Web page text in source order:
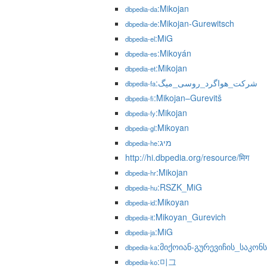
dbpedia-da:Mikojan
dbpedia-de:Mikojan-Gurewitsch
dbpedia-el:MiG
dbpedia-es:Mikoyán
dbpedia-et:Mikojan
dbpedia-fa :شرکت_هواگرد_روسی_میگ
dbpedia-fi:Mikojan–Gurevitš
dbpedia-fy:Mikojan
dbpedia-gl:Mikoyan
dbpedia-he :מיג
http://hi.dbpedia.org/resource/मिग
dbpedia-hr:Mikojan
dbpedia-hu:RSZK_MiG
dbpedia-id:Mikoyan
dbpedia-it:Mikoyan_Gurevich
dbpedia-ja:MiG
dbpedia-ka:მიქოიან-
dbpedia-ko:미그